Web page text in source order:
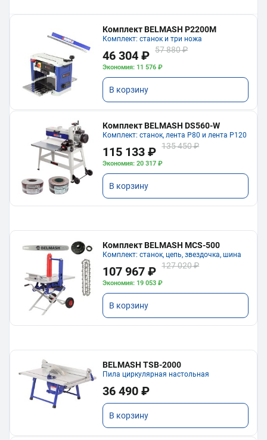
Комплект BELMASH P2200M
Комплект: станок и три ножа
46 304 ₽ 57 880 ₽
Экономия: 11 576 ₽
В корзину
Комплект BELMASH DS560-W
Комплект: станок, лента P80 и лента P120
115 133 ₽ 135 450 ₽
Экономия: 20 317 ₽
В корзину
Комплект BELMASH MCS-500
Комплект: станок, цепь, звездочка, шина
107 967 ₽ 127 020 ₽
Экономия: 19 053 ₽
В корзину
BELMASH TSB-2000
Пила циркулярная настольная
36 490 ₽
В корзину